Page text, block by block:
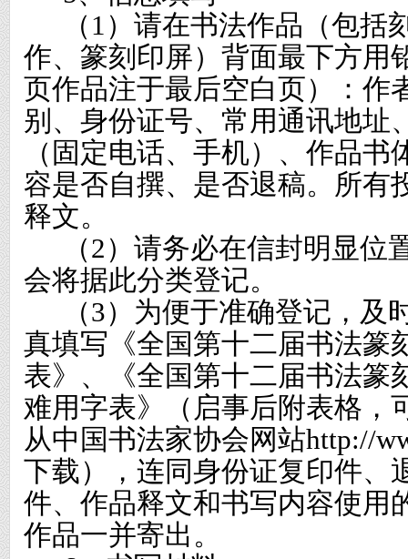
（ 1 ）请在书法作品（包括
作、篆刻印屏）背面最下方用
页作品注于最后空白页）：作
别、身份证号、常用通讯地址
（固定电话、手机）、作品书
容是否自撰、是否退稿。所有
释文。
（2 ）请务必在信封明显位
会将据此分类登记。
（3）为便于准确登记，及
真填写《全国第十二届书法篆
表》、《全国第十二届书法篆
难用字表》（启事后附表格，
从中国书法家协会网站http://
下载），连同身份证复印件、
件、作品释文和书写内容使用
作品一并寄出。